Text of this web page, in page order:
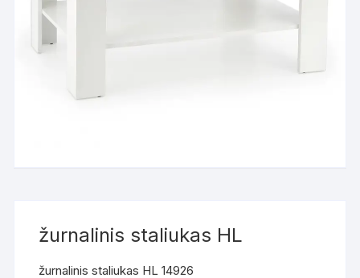
žurnalinis staliukas HL
žurnalinis staliukas HL 14926